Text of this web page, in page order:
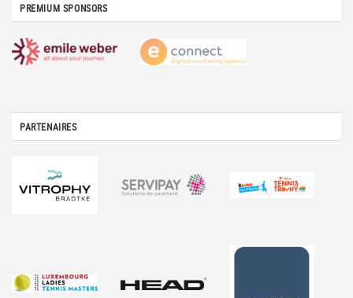
PREMIUM SPONSORS
PARTENAIRES